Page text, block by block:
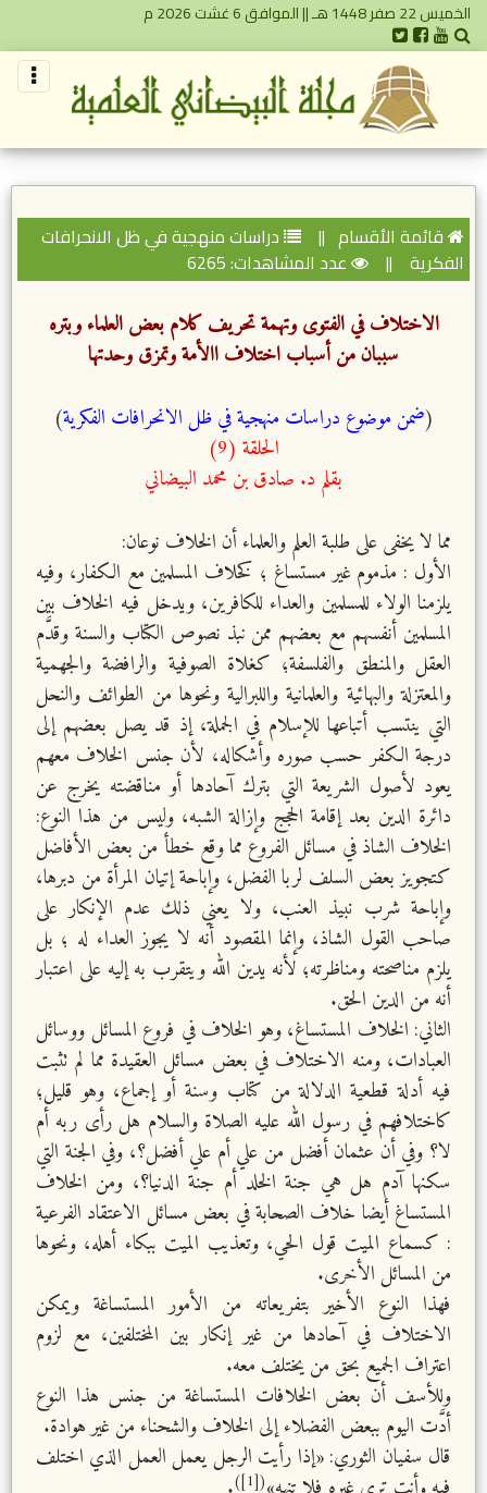
الخميس 22 صفر 1448 هـ || الموافق 6 غشت 2026 م
قائمة الأقسام ||
دراسات منهجية في ظل الانحرافات
الفكرية || عدد المشاهدات: 6265
الاختلاف في الفتوى وتهمة تحريف كلام بعض العلماء وبتره
سببان من أسباب اختلاف االأمة وتمزق وحدتها
(ضمن موضوع دراسات منهجية في ظل الانحرافات الفكرية)
الحلقة (9)
بقلم د. صادق بن محمد البيضاني
مما لا يخفى على طلبة العلم والعلماء أن الخلاف نوعان:
الأول : مذموم غير مستساغ ؛ كخلاف المسلمين مع الكفار، وفيه
يلزمنا الولاء للمسلمين والعداء للكافرين، ويدخل فيه الخلاف بين
المسلمين أنفسهم مع بعضهم ممن نبذ نصوص الكتاب والسنة وقدَّم
العقل والمنطق والفلسفة؛ كغلاة الصوفية والرافضة والجهمية
والمعتزلة والبهائية والعلمانية واللبرالية ونحوها من الطوائف والنحل
التي ينتسب أتباعها للإسلام في الجملة، إذ قد يصل بعضهم إلى
درجة الكفر حسب صوره وأشكاله، لأن جنس الخلاف معهم
يعود لأصول الشريعة التي بترك آحادها أو مناقضته يخرج عن
دائرة الدين بعد إقامة الحجج وإزالة الشبه، وليس من هذا النوع:
الخلاف الشاذ في مسائل الفروع مما وقع خطأ من بعض الأفاضل
كتجويز بعض السلف لربا الفضل، وإباحة إتيان المرأة من دبرها،
وإباحة شرب نبيذ العنب، ولا يعني ذلك عدم الإنكار على
صاحب القول الشاذ، وإنما المقصود أنه لا يجوز العداء له ؛ بل
يلزم مناصحته ومناظرته؛ لأنه يدين الله ويتقرب به إليه على اعتبار
أنه من الدين الحق.
الثاني: الخلاف المستساغ، وهو الخلاف في فروع المسائل ووسائل
العبادات، ومنه الاختلاف في بعض مسائل العقيدة مما لم تثبت
فيه أدلة قطعية الدلالة من كتاب وسنة أو إجماع، وهو قليل؛
كاختلافهم في رسول الله عليه الصلاة والسلام هل رأى ربه أم
لا؟ وفي أن عثمان أفضل من علي أم علي أفضل؟، وفي الجنة التي
سكنها آدم هل هي جنة الخلد أم جنة الدنيا؟، ومن الخلاف
المستساغ أيضا خلاف الصحابة في بعض مسائل الاعتقاد الفرعية
: كسماع الميت قول الحي، وتعذيب الميت ببكاء أهله، ونحوها
من المسائل الأخرى.
فهذا النوع الأخير بتفريعاته من الأمور المستساغة ويمكن
الاختلاف في آحادها من غير إنكار بين المختلفين، مع لزوم
اعتراف الجميع بحق من يختلف معه.
وللأسف أن بعض الخلافات المستساغة من جنس هذا النوع
أدَّت اليوم ببعض الفضلاء إلى الخلاف والشحناء من غير هوادة.
قال سفيان الثوري: «إذا رأيت الرجل يعمل العمل الذي اختلف
([1])